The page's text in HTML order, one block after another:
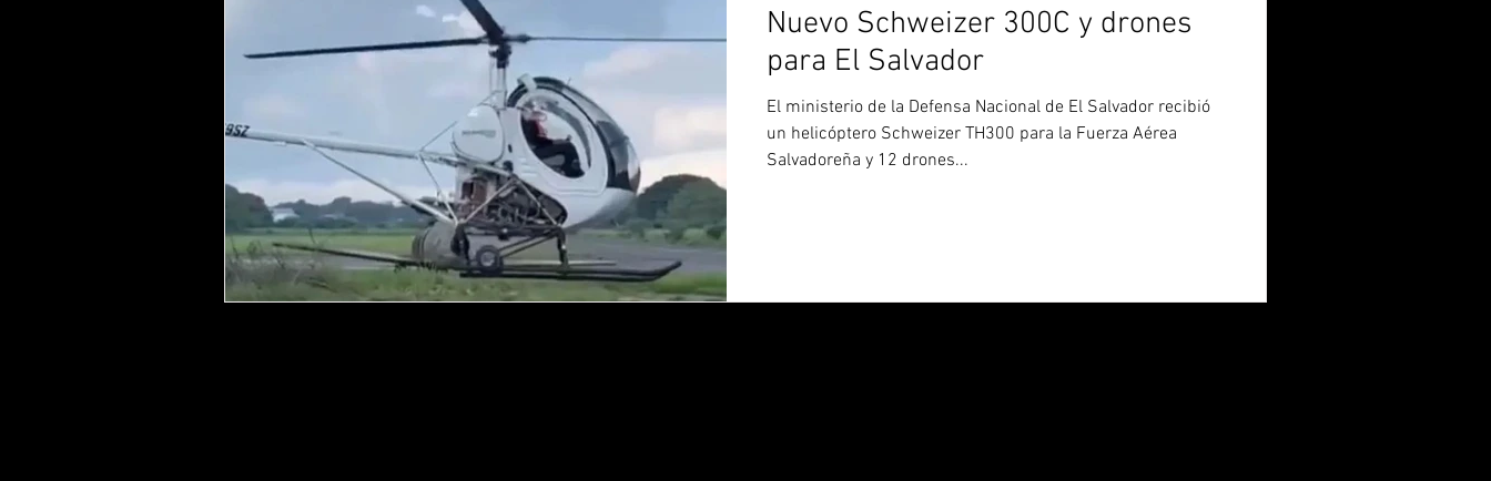
Nuevo Schweizer 300C y drones
para El Salvador
El ministerio de la Defensa Nacional de El Salvador recibió
un helicóptero Schweizer TH300 para la Fuerza Aérea
Salvadoreña y 12 drones...